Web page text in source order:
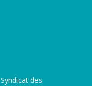
Syndicat des